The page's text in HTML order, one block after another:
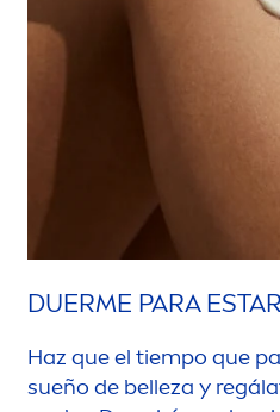
DUERME PARA
Haz que el tiempo que
sueño de belleza y